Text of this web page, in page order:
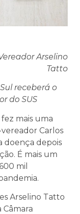
Arselino
Tatto
receberá o
do SUS
mais uma
Carlos
doença depois
É mais um
mil
Arselino Tatto